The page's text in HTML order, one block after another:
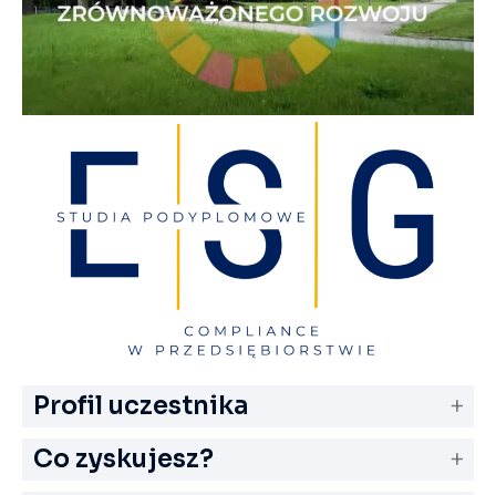
Profil uczestnika
Co zyskujesz?